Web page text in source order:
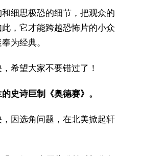
细思极恐的细节，把观众的
，它才能跨越恐怖片的小众
为经典。
希望大家不要错过了！
史诗巨制《奥德赛》。
因选角问题，在北美掀起轩